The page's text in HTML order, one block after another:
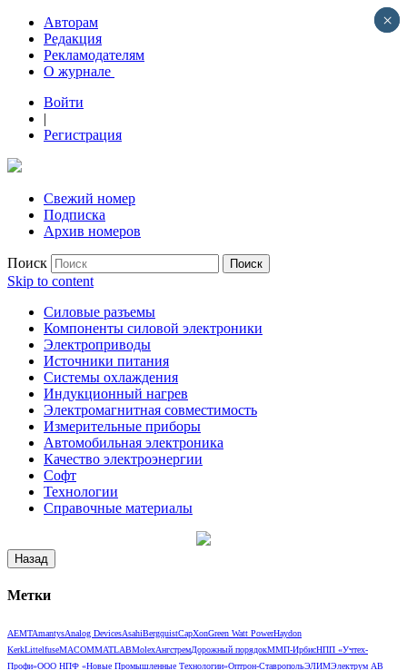
Авторам
Редакция
Рекламодателям
О журнале
Войти
|
Регистрация
Свежий номер
Подписка
Архив номеров
Поиск
Skip to content
Силовые разъемы
Компоненты силовой электроники
Электроприводы
Источники питания
Системы охлаждения
Индукционный нагрев
Электромагнитная совместимость
Измерительные приборы
Автомобильная электроника
Качество электроэнергии
Софт
Технологии
Справочные материалы
Метки
AEMTAmantysAnalog DevicesAsahiBergquistCapXonGreen Watt PowerHaydon
KerkLittelfuseMACOMMATLABMolexАнгстремДорожный порядокММП-ИрбисНПП «Учтех-
Профи»ООО НПФ «Новые Промышленные Технологии»Оптрон-СтавропольЭЛИМЭлектрум АВ
×
×